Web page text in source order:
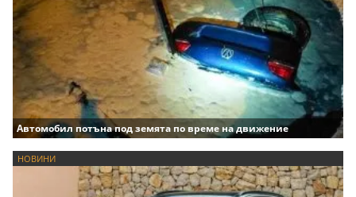
Автомобил потъна под земята по време на движение
НОВИНИ